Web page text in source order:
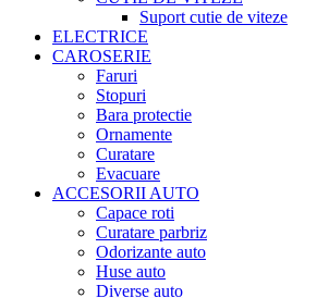
Suport cutie de viteze
ELECTRICE
CAROSERIE
Faruri
Stopuri
Bara protectie
Ornamente
Curatare
Evacuare
ACCESORII AUTO
Capace roti
Curatare parbriz
Odorizante auto
Huse auto
Diverse auto